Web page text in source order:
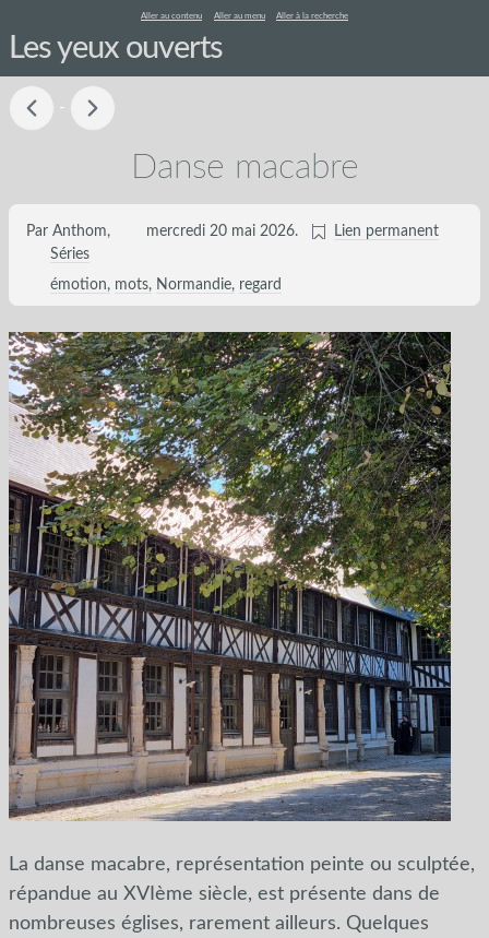
Aller au contenu Aller au menu Aller à la recherche
Les yeux ouverts
-
Danse macabre
Par Anthom, mercredi 20 mai 2026.
Lien permanent
Séries
émotion
mots Normandie regard
La danse macabre, représentation peinte ou sculptée,
répandue au XVIème siècle, est présente dans de
nombreuses églises, rarement ailleurs. Quelques